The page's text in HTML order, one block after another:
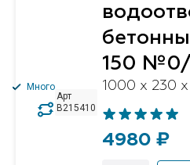
Арт
B215410
Много
150 №0/
1000 x 230
4980 ₽